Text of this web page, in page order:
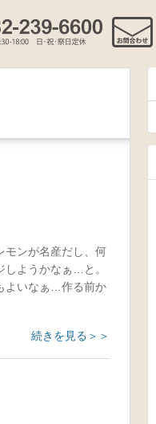
モンが名産だし、何
しようかなぁ…と。
よいなぁ…作る前か
続きを見る＞＞